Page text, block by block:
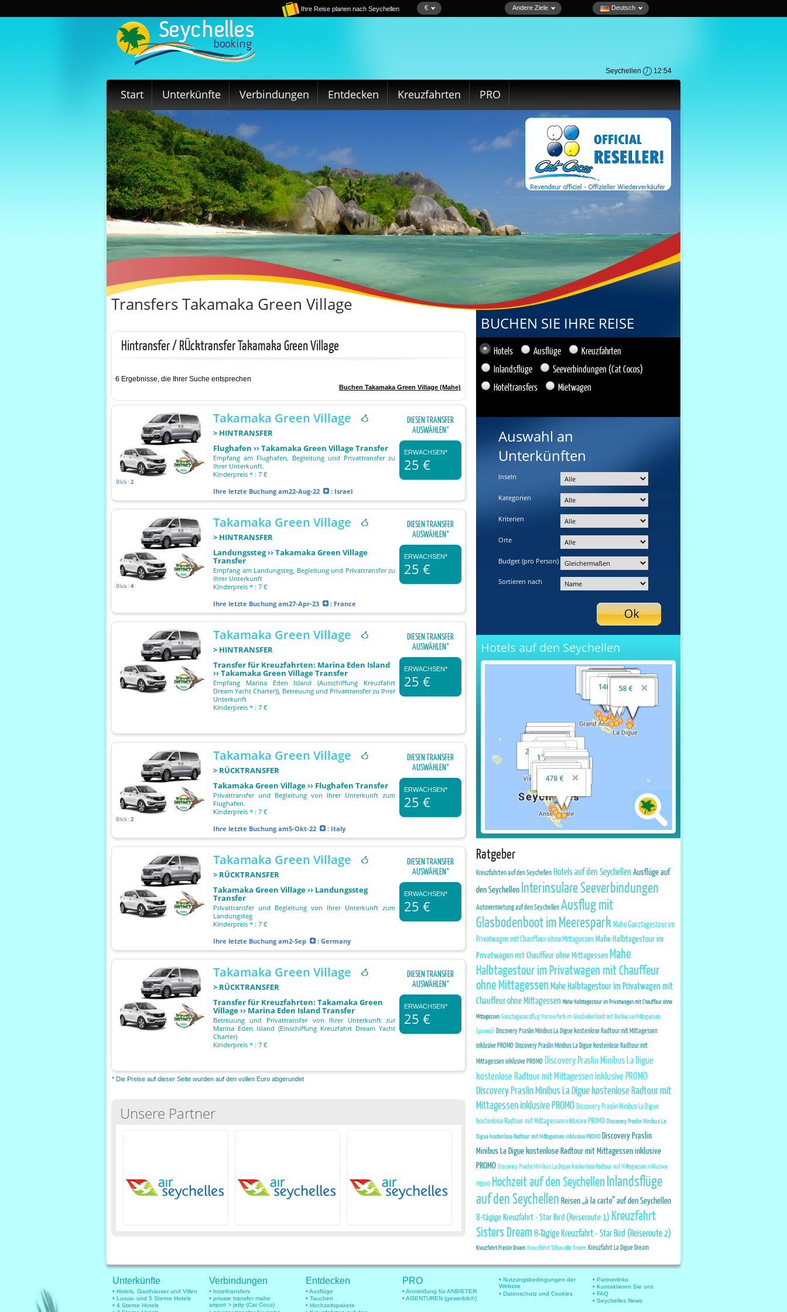
Ihre Reise planen nach Seychellen € Andere Ziele Deutsch
Seychellen 12:54
Start Unterkünfte Verbindungen Entdecken Kreuzfahrten PRO
Transfers Takamaka Green Village
Hintransfer / RÜcktransfer Takamaka Green Village
6 Ergebnisse, die Ihrer Suche entsprechen
Buchen Takamaka Green Village (Mahe)
Blick :2
Takamaka Green Village
> HINTRANSFER
Flughafen ›› Takamaka Green Village Transfer
Empfang am Flughafen, Begleitung und Privattransfer zu
Ihrer Unterkunft.
Kinderpreis * : 7 €
Ihre letzte Buchung am22-Aug-22 : Israel
DIESEN TRANSFER
AUSWÄHLEN°
ERWACHSEN*
25 €
Blick :4
Takamaka Green Village
> HINTRANSFER
Landungssteg ›› Takamaka Green Village
Transfer
Empfang am Landungsteg, Begleitung und Privattransfer zu
Ihrer Unterkunft
Kinderpreis * : 7 €
Ihre letzte Buchung am27-Apr-23 : France
DIESEN TRANSFER
AUSWÄHLEN°
ERWACHSEN*
25 €
Takamaka Green Village
> HINTRANSFER
Transfer für Kreuzfahrten: Marina Eden Island
›› Takamaka Green Village Transfer
Empfang Marina Eden Island (Ausschiffung Kreuzfahrt
Dream Yacht Charter)), Betreuung und Privattransfer zu Ihrer
Unterkunft
Kinderpreis * : 7 €
DIESEN TRANSFER
AUSWÄHLEN°
ERWACHSEN*
25 €
Blick :2
Takamaka Green Village
> RÜCKTRANSFER
Takamaka Green Village ›› Flughafen Transfer
Privattransfer und Begleitung von Ihrer Unterkunft zum
Flughafen.
Kinderpreis * : 7 €
Ihre letzte Buchung am5-Okt-22 : Italy
DIESEN TRANSFER
AUSWÄHLEN°
ERWACHSEN*
25 €
Takamaka Green Village
> RÜCKTRANSFER
Takamaka Green Village ›› Landungssteg
Transfer
Privattransfer und Begleitung von Ihrer Unterkunft zum
Landungsteg
Kinderpreis * : 7 €
Ihre letzte Buchung am2-Sep : Germany
DIESEN TRANSFER
AUSWÄHLEN°
ERWACHSEN*
25 €
Takamaka Green Village
> RÜCKTRANSFER
Transfer für Kreuzfahrten: Takamaka Green
Village ›› Marina Eden Island Transfer
Betreuung und Privattransfer von Ihrer Unterkunft zur
Marina Eden Island (Einschiffung Kreuzfahrt Dream Yacht
Charter)
Kinderpreis * : 7 €
DIESEN TRANSFER
AUSWÄHLEN°
ERWACHSEN*
25 €
* Die Preise auf dieser Seite wurden auf den vollen Euro abgerundet
Unsere Partner
BUCHEN SIE IHRE REISE
Hotels Ausflüge
Kreuzfahrten
Inlandsflüge
Seeverbindungen (Cat Cocos)
Hoteltransfers
Mietwagen
Auswahl an
Unterkünften
Inseln
Kategorien
Kriterien
Orte
Budget (pro Person)
Sortieren nach
Hotels auf den Seychellen
Ratgeber
Kreuzfahrten auf den Seychellen Hotels auf den Seychellen Ausflüge auf
den Seychellen Interinsulare Seeverbindungen
Autovermietung auf den Seychellen Ausflug mit
Glasbodenboot im Meerespark Mahe Ganztagestour im
Privatwagen mit Chauffeur ohne MittagessenMahe Halbtagestour im
Privatwagen mit Chauffeur ohne Mittagessen Mahe
Halbtagestour im Privatwagen mit Chauffeur
ohne Mittagessen Mahe Halbtagestour im Privatwagen mit
Chauffeur ohne Mittagessen Mahe Halbtagestour im Privatwagen mit Chauffeur ohne
Mittagessen Ganztagesausflug Marine Park im Glasbodenboot mit Barbecue Mittagessen
(promo) Discovery Praslin Minibus La Digue kostenlose Radtour mit Mittagessen
inklusive PROMO Discovery Praslin Minibus La Digue kostenlose Radtour mit
Mittagessen inklusive PROMO Discovery Praslin Minibus La Digue
kostenlose Radtour mit Mittagessen inklusive PROMO
Discovery Praslin Minibus La Digue kostenlose Radtour mit
Mittagessen inklusive PROMODiscovery Praslin Minibus La Digue
kostenlose Radtour mit Mittagessen inklusive PROMO Discovery Praslin Minibus La
Digue kostenlose Radtour mit Mittagessen inklusive PROMO Discovery Praslin
Minibus La Digue kostenlose Radtour mit Mittagessen inklusive
PROMO Discovery Praslin Minibus La Digue kostenlose Radtour mit Mittagessen inklusive
PROMO Hochzeit auf den SeychellenInlandsflüge
auf den Seychellen Reisen „à la carte” auf den Seychellen
8-tägige Kreuzfahrt - Star Bird (Reiseroute 1) Kreuzfahrt
Sisters Dream 8-Tägige Kreuzfahrt - Star Bird (Reiseroute 2)
Kreuzfahrt Praslin Dream Kreuzfahrt Silhouette Dream Kreuzfahrt La Digue Dream
Unterkünfte
• Hotels, Gasthäuser und Villen
• Luxus- und 5 Sterne Hotels
• 4 Sterne Hotels
Verbindungen
• hoteltransfers
• private transfer mahe
airport > jetty (Cat Coco)
Entdecken
• Ausflüge
• Tauchen
• Hochzeitspakete
PRO
• Anmeldung für ANBIETER
• AGENTUREN (gewerblich)
• Nutzungsbedingungen der
Website
• Datenschutz und Cookies
• Partnerlinks
• Kontaktieren Sie uns
• FAQ
• Seychelles News